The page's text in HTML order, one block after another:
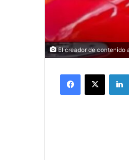
El creador de contenido
Facebook
X